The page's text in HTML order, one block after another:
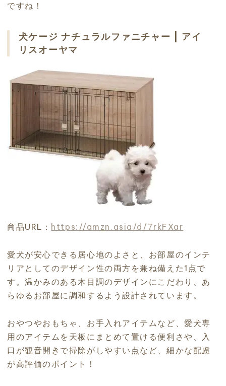
ですね！
犬ケージ ナチュラルファニチャー | アイ
リスオーヤマ
商品URL： https://amzn.asia/d/7rkFXar
愛犬が安心できる居心地のよさと、お部屋のインテ
リアとしてのデザイン性の両方を兼ね備えた1点で
す。温かみのある木目調のデザインにこだわり、あ
らゆるお部屋に調和するよう設計されています。
おやつやおもちゃ、お手入れアイテムなど、愛犬専
用のアイテムを天板にまとめて置ける便利さや、入
口が観音開きで掃除がしやすい点など、細かな配慮
が高評価のポイント！